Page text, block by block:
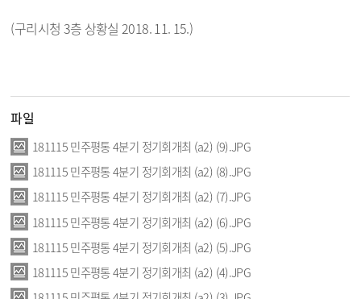
(구리시청 3층 상황실 2018. 11. 15.)
파일
181115 민주평통 4분기 정기회개최 (a2) (9).JPG
181115 민주평통 4분기 정기회개최 (a2) (8).JPG
181115 민주평통 4분기 정기회개최 (a2) (7).JPG
181115 민주평통 4분기 정기회개최 (a2) (6).JPG
181115 민주평통 4분기 정기회개최 (a2) (5).JPG
181115 민주평통 4분기 정기회개최 (a2) (4).JPG